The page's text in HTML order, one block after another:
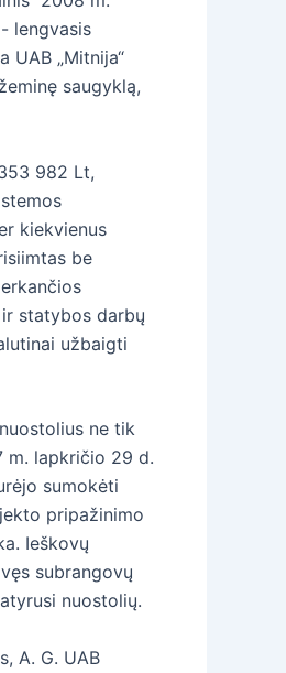
lengvasis
UAB „Mitnija“
saugyklą,
982 Lt,
kiekvienus
be
ir statybos darbų
užbaigti
ne tik
m. lapkričio 29 d.
sumokėti
pripažinimo
Ieškovų
subrangovų
nuostolių.
A. G. UAB